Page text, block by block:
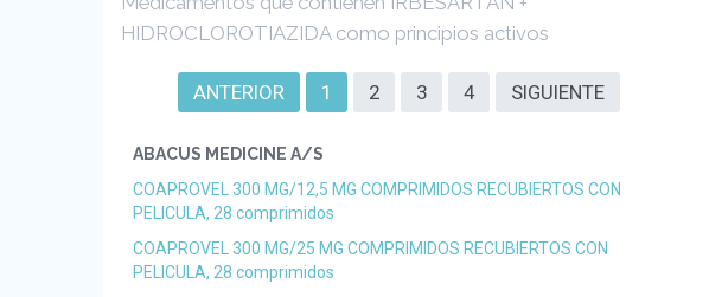
HIDROCLOROTIAZIDA como principios activos
ANTERIOR 1 2 3 4 SIGUIENTE
ABACUS MEDICINE A/S
COAPROVEL 300 MG/12,5 MG COMPRIMIDOS RECUBIERTOS CON
PELICULA, 28 comprimidos
COAPROVEL 300 MG/25 MG COMPRIMIDOS RECUBIERTOS CON
PELICULA, 28 comprimidos